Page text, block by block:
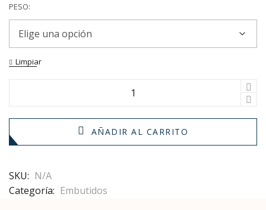
PESO:
Limpiar
AÑADIR AL CARRITO
SKU: N/A
Categoría: Embutidos